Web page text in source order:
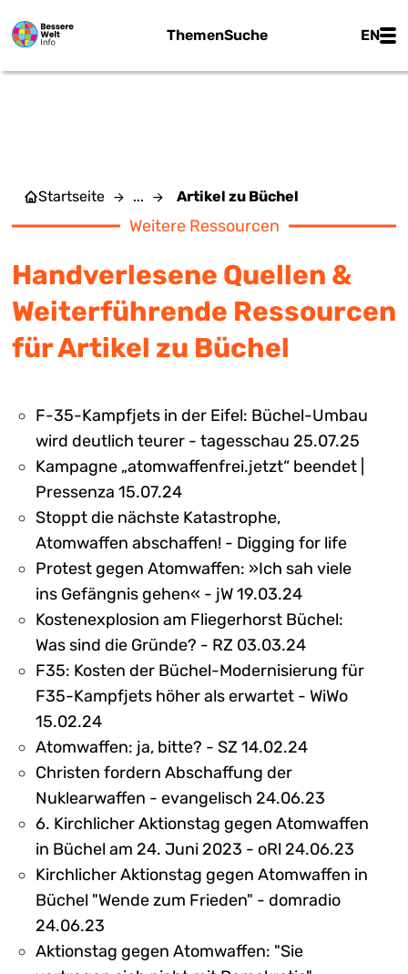
ThemenSuche EN
Startseite ... Artikel zu Büchel
Weitere Ressourcen
Handverlesene Quellen &
Weiterführende Ressourcen
für Artikel zu Büchel
F-35-Kampfjets in der Eifel: Büchel-Umbau
wird deutlich teurer - tagesschau 25.07.25
Kampagne „atomwaffenfrei.jetzt“ beendet |
Pressenza 15.07.24
Stoppt die nächste Katastrophe,
Atomwaffen abschaffen! - Digging for life
Protest gegen Atomwaffen: »Ich sah viele
ins Gefängnis gehen« - jW 19.03.24
Kostenexplosion am Fliegerhorst Büchel:
Was sind die Gründe? - RZ 03.03.24
F35: Kosten der Büchel-Modernisierung für
F35-Kampfjets höher als erwartet - WiWo
15.02.24
Atomwaffen: ja, bitte? - SZ 14.02.24
Christen fordern Abschaffung der
Nuklearwaffen - evangelisch 24.06.23
6. Kirchlicher Aktionstag gegen Atomwaffen
in Büchel am 24. Juni 2023 - oRl 24.06.23
Kirchlicher Aktionstag gegen Atomwaffen in
Büchel "Wende zum Frieden" - domradio
24.06.23
Aktionstag gegen Atomwaffen: "Sie